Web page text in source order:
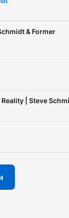
the
and
interesting
never have
the
our times,
that are
news.
to hear
& Former
| Steve